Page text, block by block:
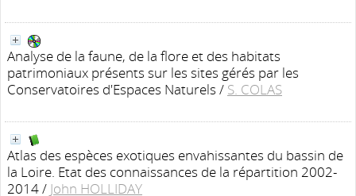
Analyse de la faune, de la flore et des habitats
patrimoniaux présents sur les sites gérés par les
Conservatoires d'Espaces Naturels / S. COLAS
Atlas des espèces exotiques envahissantes du bassin de
la Loire. Etat des connaissances de la répartition 2002-
2014/ John HOLLIDAY